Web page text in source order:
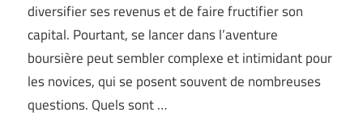
diversifier ses revenus et de faire fructifier son
capital. Pourtant, se lancer dans l’aventure
boursière peut sembler complexe et intimidant pour
les novices, qui se posent souvent de nombreuses
questions. Quels sont …